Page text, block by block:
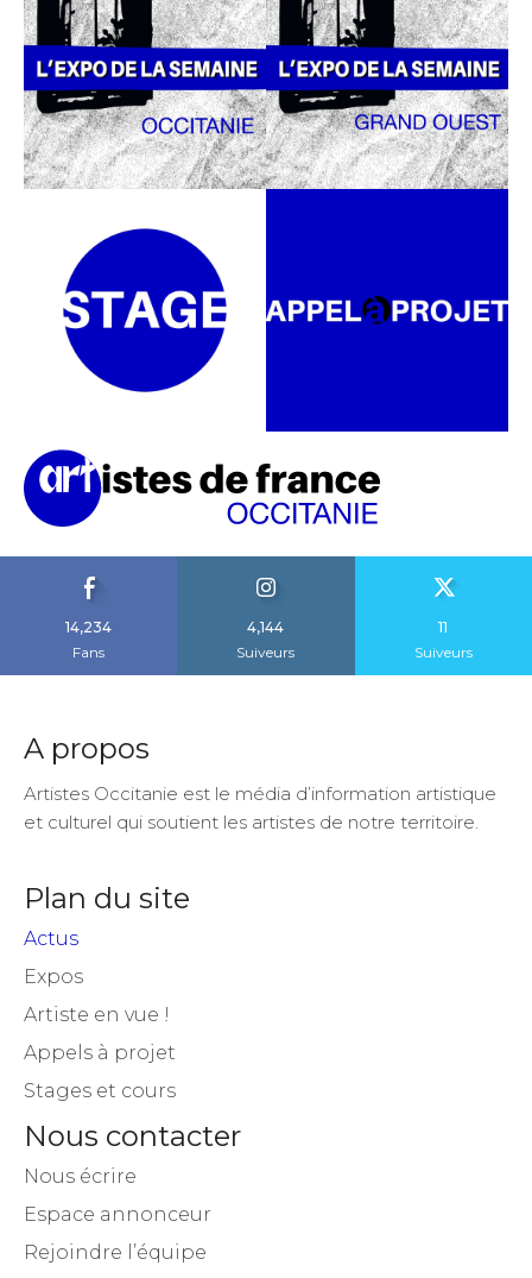
14,234
Fans
4,144
Suiveurs
11
Suiveurs
A propos
Artistes Occitanie est le média d’information artistique
et culturel qui soutient les artistes de notre territoire.
Plan du site
Actus
Expos
Artiste en vue !
Appels à projet
Stages et cours
Nous contacter
Nous écrire
Espace annonceur
Rejoindre l’équipe